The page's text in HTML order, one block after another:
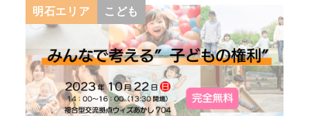
明石エリア こども